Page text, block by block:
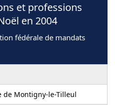
et professions
en 2004
fédérale de mandats
de Montigny-le-Tilleul